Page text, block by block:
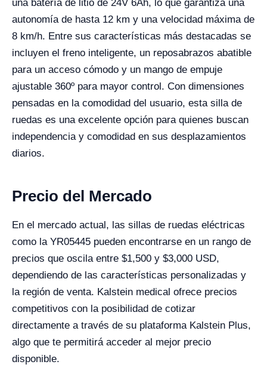
una batería de litio de 24V 6Ah, lo que garantiza una
autonomía de hasta 12 km y una velocidad máxima de
8 km/h. Entre sus características más destacadas se
incluyen el freno inteligente, un reposabrazos abatible
para un acceso cómodo y un mango de empuje
ajustable 360º para mayor control. Con dimensiones
pensadas en la comodidad del usuario, esta silla de
ruedas es una excelente opción para quienes buscan
independencia y comodidad en sus desplazamientos
diarios.
Precio del Mercado
En el mercado actual, las sillas de ruedas eléctricas
como la YR05445 pueden encontrarse en un rango de
precios que oscila entre $1,500 y $3,000 USD,
dependiendo de las características personalizadas y
la región de venta. Kalstein medical ofrece precios
competitivos con la posibilidad de cotizar
directamente a través de su plataforma Kalstein Plus,
algo que te permitirá acceder al mejor precio
disponible.